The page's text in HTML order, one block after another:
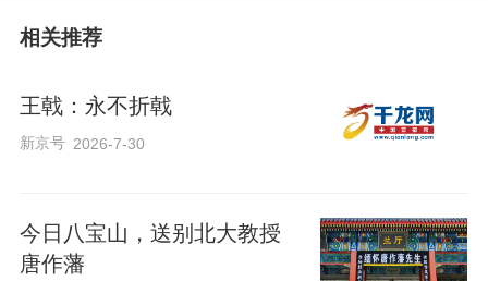
何以《儒藏》，何以中国
相关推荐
王戟：永不折戟
新京号 2026-7-30
今日八宝山，送别北大教授
唐作藩